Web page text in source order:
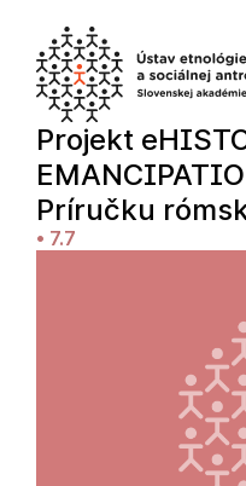
obsah
Projekt
Príručku
• 7.7